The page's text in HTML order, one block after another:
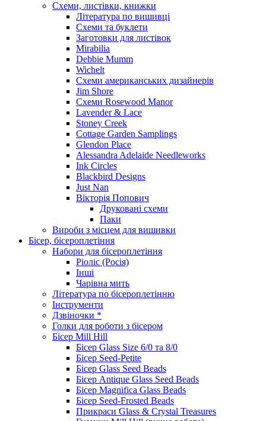
Схеми, листівки, книжки
Література по вишивці
Схеми та буклети
Заготовки для листівок
Mirabilia
Debbie Mumm
Wichelt
Схеми американських дизайнерів
Jim Shore
Cхеми Rosewood Manor
Lavender & Lace
Stoney Creek
Cottage Garden Samplings
Glendon Place
Alessandra Adelaide Needleworks
Ink Circles
Blackbird Designs
Just Nan
Вікторія Попович
Друковані схеми
Паки
Вироби з місцем для вишивки
Бісер, бісероплетіння
Набори для бісероплетіння
Ріоліс (Росія)
Інші
Чарівна мить
Література по бісероплетінню
Інструменти
Дзвіночки *
Голки для роботи з бісером
Бісер Mill Hill
Бісер Glass Size 6/0 та 8/0
Бісер Seed-Petite
Бісер Glass Seed Beads
Бісер Antique Glass Seed Beads
Бісер Magnifica Glass Beads
Бісер Seed-Frosted Beads
Прикраси Glass & Crystal Treasures